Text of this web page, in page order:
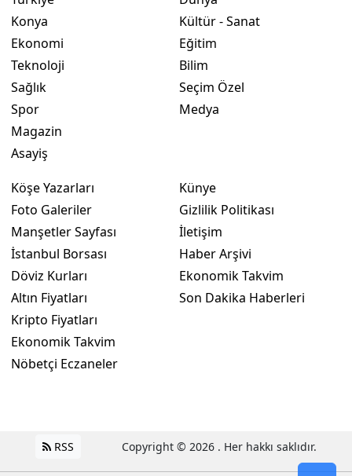
Tunceli
Uşak
Aksaray
Bayburt
Karaman
Ardahan
Konya
Ekonomi
Teknoloji
Sağlık
Spor
Magazin
Asayiş
Kültür - Sanat
Eğitim
Bilim
Seçim Özel
Medya
Köşe Yazarları
Foto Galeriler
Manşetler Sayfası
İstanbul Borsası
Döviz Kurları
Altın Fiyatları
Kripto Fiyatları
Ekonomik Takvim
Nöbetçi Eczaneler
Künye
Gizlilik Politikası
İletişim
Haber Arşivi
Ekonomik Takvim
Son Dakika Haberleri
RSS Copyright © 2026 . Her hakkı saklıdır.